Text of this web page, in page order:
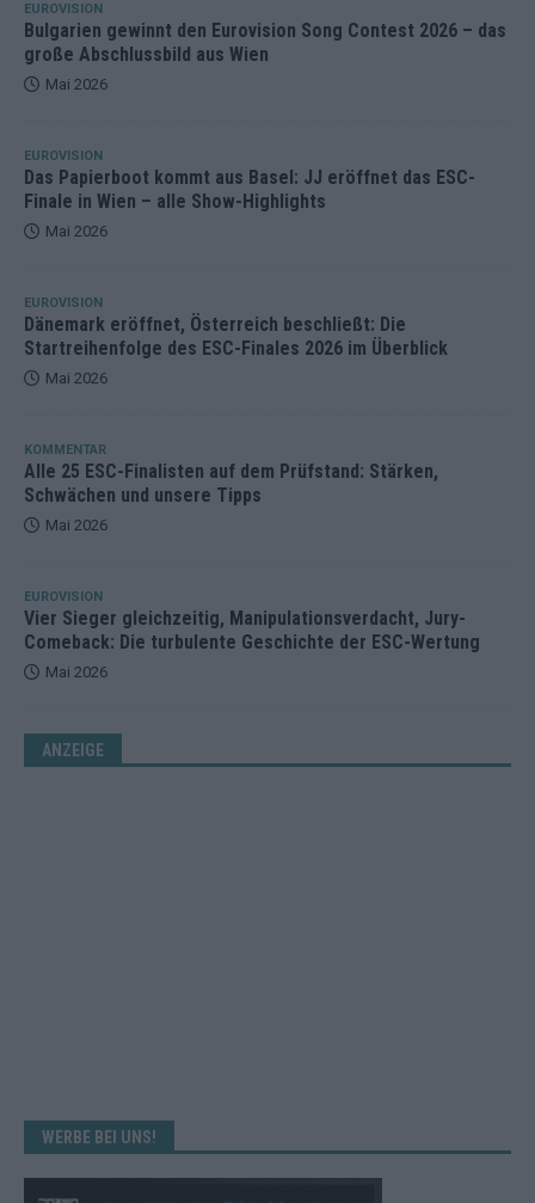
EUROVISION
Bulgarien gewinnt den Eurovision Song Contest 2026 – das
große Abschlussbild aus Wien
Mai 2026
EUROVISION
Das Papierboot kommt aus Basel: JJ eröffnet das ESC-
Finale in Wien – alle Show-Highlights
Mai 2026
EUROVISION
Dänemark eröffnet, Österreich beschließt: Die
Startreihenfolge des ESC-Finales 2026 im Überblick
Mai 2026
KOMMENTAR
Alle 25 ESC-Finalisten auf dem Prüfstand: Stärken,
Schwächen und unsere Tipps
Mai 2026
EUROVISION
Vier Sieger gleichzeitig, Manipulationsverdacht, Jury-
Comeback: Die turbulente Geschichte der ESC-Wertung
Mai 2026
ANZEIGE
WERBE BEI UNS!